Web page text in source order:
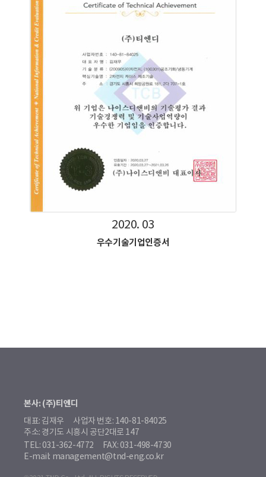
2020. 03
우수기술기업인증서
본사: (주)티엔디
대표: 김재우
사업자 번호: 140-81-84025
주소: 경기도 시흥시 공단2대로 147
TEL: 031-362-4772
FAX: 031-498-4730
E-mail: management@tnd-eng.co.kr